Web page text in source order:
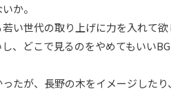
か。
い世代の取り上げに力を入れて欲
、どこで見るのをやめてもいい
たが、長野の木をイメージした